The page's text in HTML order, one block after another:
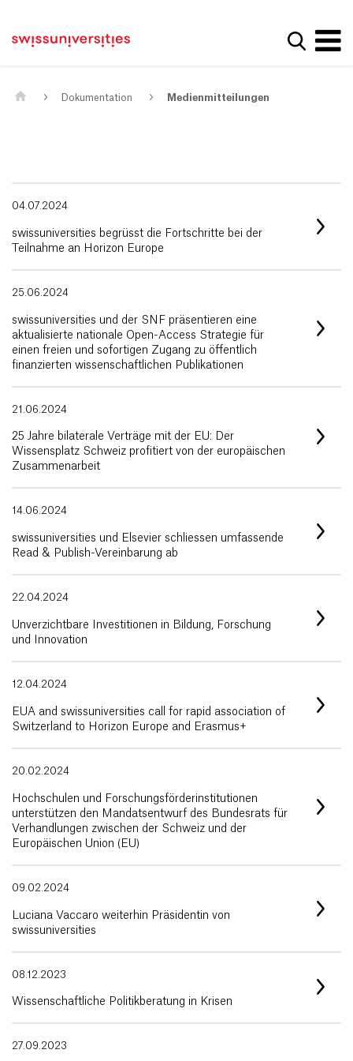
Main Navigation
Inhalt
Metanavigation
Suche
Dokumentation Medienmitteilungen
04.07.2024
swissuniversities begrüsst die Fortschritte bei der
Teilnahme an Horizon Europe
25.06.2024
swissuniversities und der SNF präsentieren eine
aktualisierte nationale Open-Access Strategie für
einen freien und sofortigen Zugang zu öffentlich
finanzierten wissenschaftlichen Publikationen
21.06.2024
25 Jahre bilaterale Verträge mit der EU: Der
Wissensplatz Schweiz profitiert von der europäischen
Zusammenarbeit
14.06.2024
swissuniversities und Elsevier schliessen umfassende
Read & Publish-Vereinbarung ab
22.04.2024
Unverzichtbare Investitionen in Bildung, Forschung
und Innovation
12.04.2024
EUA and swissuniversities call for rapid association of
Switzerland to Horizon Europe and Erasmus+
20.02.2024
Hochschulen und Forschungsförderinstitutionen
unterstützen den Mandatsentwurf des Bundesrats für
Verhandlungen zwischen der Schweiz und der
Europäischen Union (EU)
09.02.2024
Luciana Vaccaro weiterhin Präsidentin von
swissuniversities
08.12.2023
Wissenschaftliche Politikberatung in Krisen
27.09.2023